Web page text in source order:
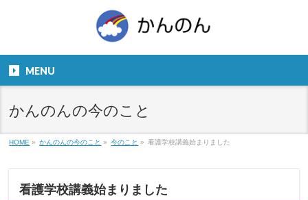
９：００～１８：００
MENU
かんのんの今のこと
HOME » かんのんの今のこと » 今のこと » 看護学校講義始まりました
看護学校講義始まりました